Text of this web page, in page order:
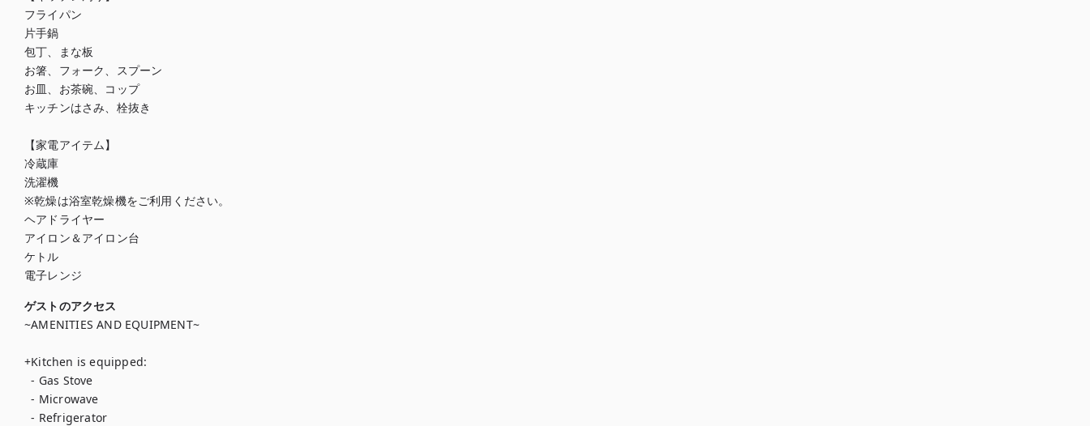
フライパン
片手鍋
包丁、まな板
お箸、フォーク、スプーン
お皿、お茶碗、コップ
キッチンはさみ、栓抜き
【家電アイテム】
冷蔵庫
洗濯機
※乾燥は浴室乾燥機をご利用ください。
ヘアドライヤー
アイロン＆アイロン台
ケトル
電子レンジ
ゲストのアクセス
~AMENITIES AND EQUIPMENT~
+Kitchen is equipped:
  - Gas Stove
  - Microwave
  - Refrigerator